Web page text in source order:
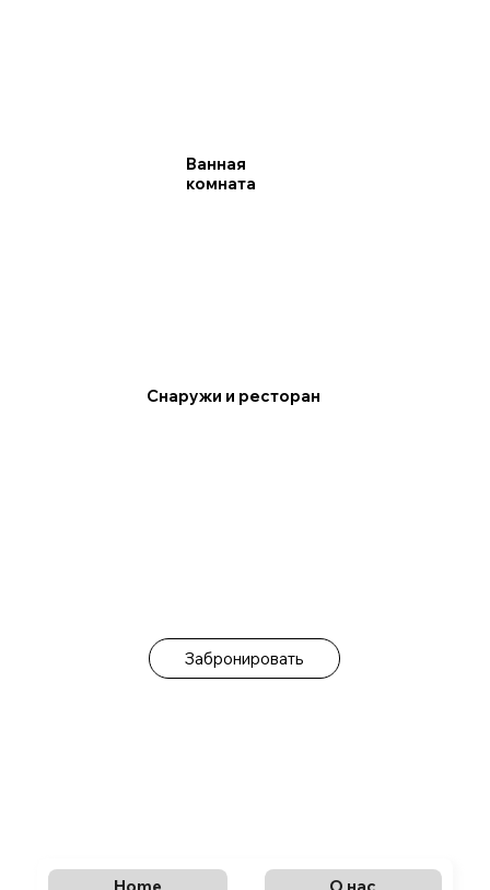
Снаружи и ресторан
Забронировать
Ванная
комната